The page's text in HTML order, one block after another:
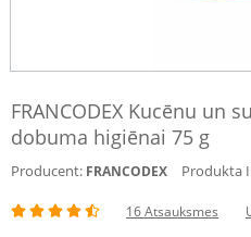
FRANCODEX Kucēnu un
dobuma higiēnai 75 g
Producent: FRANCODEX Produkta
16 Atsauksmes